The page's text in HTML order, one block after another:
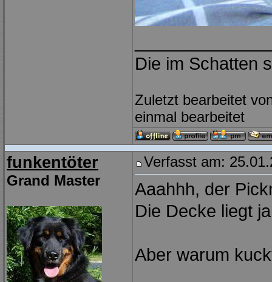
Die im Schatten
Zuletzt bearbeitet
einmal bearbeitet
funkentöter
Grand Master
Verfasst am:
Aaahhh, der
Die Decke liegt
Aber warum